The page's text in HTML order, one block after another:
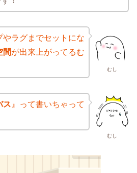
むし
やラグまでセットにな
間が出来上がってるむ
むし
ス 』って書いちゃって